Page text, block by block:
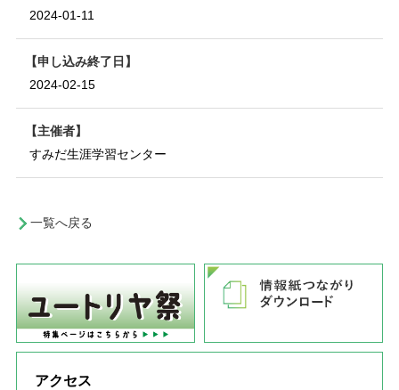
2024-01-11
申し込み終了日
2024-02-15
主催者
すみだ生涯学習センター
一覧へ戻る
アクセス